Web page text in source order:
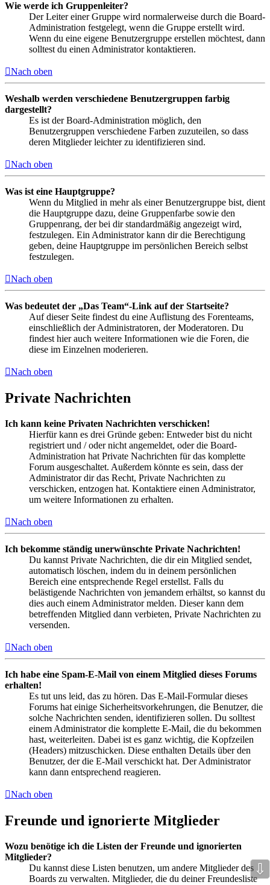
Wie werde ich Gruppenleiter?
Der Leiter einer Gruppe wird normalerweise durch die Board-
Administration festgelegt, wenn die Gruppe erstellt wird.
Wenn du eine eigene Benutzergruppe erstellen möchtest, dann
solltest du einen Administrator kontaktieren.
Nach oben
Weshalb werden verschiedene Benutzergruppen farbig
dargestellt?
Es ist der Board-Administration möglich, den
Benutzergruppen verschiedene Farben zuzuteilen, so dass
deren Mitglieder leichter zu identifizieren sind.
Nach oben
Was ist eine Hauptgruppe?
Wenn du Mitglied in mehr als einer Benutzergruppe bist, dient
die Hauptgruppe dazu, deine Gruppenfarbe sowie den
Gruppenrang, der bei dir standardmäßig angezeigt wird,
festzulegen. Ein Administrator kann dir die Berechtigung
geben, deine Hauptgruppe im persönlichen Bereich selbst
festzulegen.
Nach oben
Was bedeutet der „Das Team“-Link auf der Startseite?
Auf dieser Seite findest du eine Auflistung des Forenteams,
einschließlich der Administratoren, der Moderatoren. Du
findest hier auch weitere Informationen wie die Foren, die
diese im Einzelnen moderieren.
Nach oben
Private Nachrichten
Ich kann keine Privaten Nachrichten verschicken!
Hierfür kann es drei Gründe geben: Entweder bist du nicht
registriert und / oder nicht angemeldet, oder die Board-
Administration hat Private Nachrichten für das komplette
Forum ausgeschaltet. Außerdem könnte es sein, dass der
Administrator dir das Recht, Private Nachrichten zu
verschicken, entzogen hat. Kontaktiere einen Administrator,
um weitere Informationen zu erhalten.
Nach oben
Ich bekomme ständig unerwünschte Private Nachrichten!
Du kannst Private Nachrichten, die dir ein Mitglied sendet,
automatisch löschen, indem du in deinem persönlichen
Bereich eine entsprechende Regel erstellst. Falls du
belästigende Nachrichten von jemandem erhältst, so kannst du
dies auch einem Administrator melden. Dieser kann dem
betreffenden Mitglied dann verbieten, Private Nachrichten zu
versenden.
Nach oben
Ich habe eine Spam-E-Mail von einem Mitglied dieses Forums
erhalten!
Es tut uns leid, das zu hören. Das E-Mail-Formular dieses
Forums hat einige Sicherheitsvorkehrungen, die Benutzer, die
solche Nachrichten senden, identifizieren sollen. Du solltest
einem Administrator die komplette E-Mail, die du bekommen
hast, weiterleiten. Dabei ist es ganz wichtig, die Kopfzeilen
(Headers) mitzuschicken. Diese enthalten Details über den
Benutzer, der die E-Mail verschickt hat. Der Administrator
kann dann entsprechend reagieren.
Nach oben
Freunde und ignorierte Mitglieder
Wozu benötige ich die Listen der Freunde und ignorierten
Mitglieder?
Du kannst diese Listen benutzen, um andere Mitglieder des
Boards zu verwalten. Mitglieder, die du deiner Freundesliste
⇩